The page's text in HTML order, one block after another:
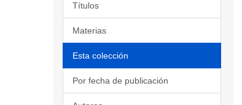
Títulos
Materias
Esta colección
Por fecha de publicación